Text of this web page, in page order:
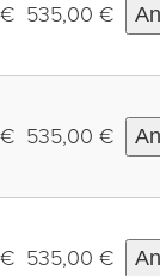
535,00 €
535,00 €
535,00 €